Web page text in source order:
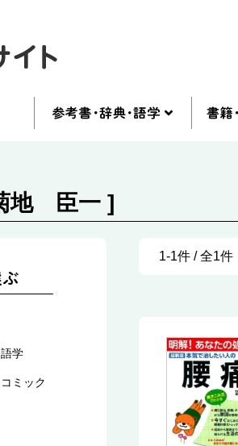
地 臣一 ]
学
ミック
1-1件 / 全1件